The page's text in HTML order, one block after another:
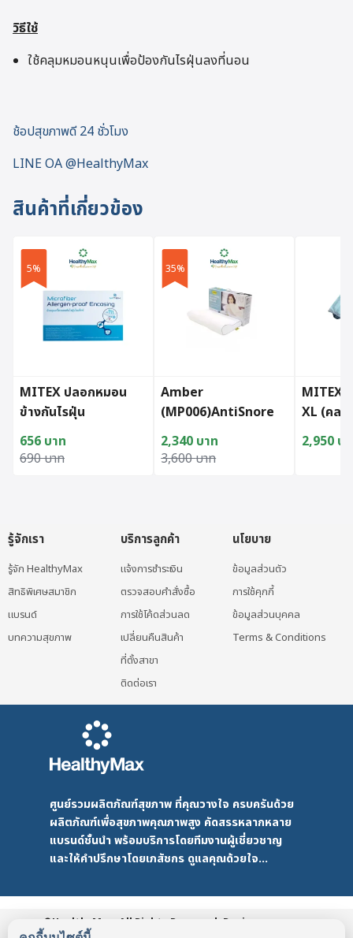
วิธีใช้
ใช้คลุมหมอนหนุนเพื่อป้องกันไรฝุ่นลงที่นอน
ช้อปสุขภาพดี 24 ชั่วโมง
LINE OA @HealthyMax
สินค้าที่เกี่ยวข้อง
5%
MITEX ปลอกหมอน
ข้างกันไรฝุ่น
690บาท
Original price was: 690 บาท.
656 บาท
Current price is: 656 บาท.
35%
Amber
(MP006)AntiSnore
Pillow(54x32x11/7c
m.) หมอนลดอาการ
3,600บาท
Original price was: 3,600 บาท.
2,340 บาท
Current price is: 2,340 บาท.
MITEX
XL (คละ
2,950 บ
รู้จักเรา
รู้จัก HealthyMax
สิทธิพิเศษสมาชิก
แบรนด์
บทความสุขภาพ
บริการลูกค้า
แจ้งการชำระเงิน
ตรวจสอบคำสั่งซื้อ
การใช้โค้ดส่วนลด
เปลี่ยนคืนสินค้า
ที่ตั้งสาขา
ติดต่อเรา
นโยบาย
ข้อมูลส่วนตัว
การใช้คุกกี้
ข้อมูลส่วนบุคคล
Terms & Conditions
ศูนย์รวมผลิตภัณฑ์สุขภาพ ที่คุณวางใจ ครบครันด้วย
ผลิตภัณฑ์เพื่อสุขภาพคุณภาพสูง คัดสรรหลากหลาย
แบรนด์ชั้นนำ พร้อมบริการโดยทีมงานผู้เชี่ยวชาญ
และให้คำปรึกษาโดยเภสัชกร ดูแลคุณด้วยใจ...
©HealthyMax. All Rights Reserved. Design